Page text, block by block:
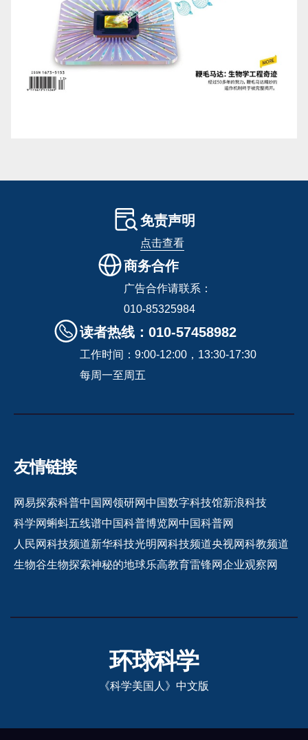
免责声明
点击查看
商务合作
广告合作请联系：
010-85325984
读者热线：010-57458982
工作时间：9:00-12:00，13:30-17:30
每周一至周五
友情链接
网易探索科普中国网领研网中国数字科技馆新浪科技
科学网蝌蚪五线谱中国科普博览网中国科普网
人民网科技频道新华科技光明网科技频道央视网科教频道
生物谷生物探索神秘的地球乐高教育雷锋网企业观察网
环球科学
《科学美国人》中文版